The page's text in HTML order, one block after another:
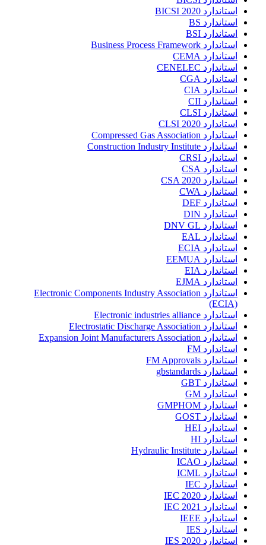
استاندارد BICSI 2020
استاندارد BS
استاندارد BSI
استاندارد Business Process Framework
استاندارد CEMA
استاندارد CENELEC
استاندارد CGA
استاندارد CIA
استاندارد CII
استاندارد CLSI
استاندارد CLSI 2020
استاندارد Compressed Gas Association
استاندارد Construction Industry Institute
استاندارد CRSI
استاندارد CSA
استاندارد CSA 2020
استاندارد CWA
استاندارد DEF
استاندارد DIN
استاندارد DNV GL
استاندارد EAL
استاندارد ECIA
استاندارد EEMUA
استاندارد EIA
استاندارد EJMA
استاندارد Electronic Components Industry Association
(ECIA)
استاندارد Electronic industries alliance
استاندارد Electrostatic Discharge Association
استاندارد Expansion Joint Manufacturers Association
استاندارد FM
استاندارد FM Approvals
استاندارد gbstandards
استاندارد GBT
استاندارد GM
استاندارد GMPHOM
استاندارد GOST
استاندارد HEI
استاندارد HI
استاندارد Hydraulic Institute
استاندارد ICAO
استاندارد ICML
استاندارد IEC
استاندارد IEC 2020
استاندارد IEC 2021
استاندارد IEEE
استاندارد IES
استاندارد IES 2020